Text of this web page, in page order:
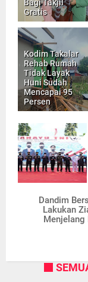
Bagi Takjil
Gratis
Kodim Takalar
Rehab Rumah
Tidak Layak
Huni Sudah
Mencapai 95
Persen
Dandim
Lakukan
Menjelang